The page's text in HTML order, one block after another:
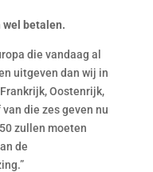
wel betalen.
die vandaag al
uitgeven dan wij in
Oostenrijk,
die zes geven nu
zullen moeten
de